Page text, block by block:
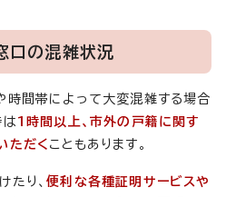
の混雑状況
時間帯によって大変混雑する場合
は 1時間以上、市外の戸籍に関す
ただく こともあります。
たり、便利な各種証明サービスや